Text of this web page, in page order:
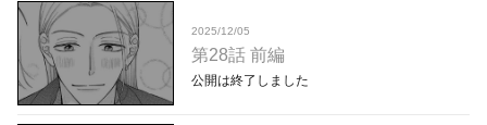
2025/12/05
第28話 前編
公開は終了しました